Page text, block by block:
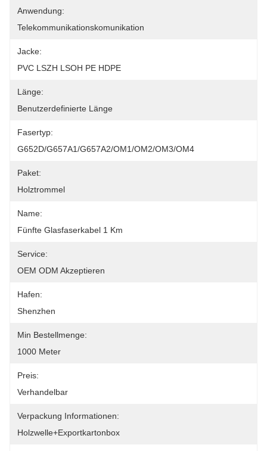
Anwendung:
Telekommunikationskomunikation
Jacke:
PVC LSZH LSOH PE HDPE
Länge:
Benutzerdefinierte Länge
Fasertyp:
G652D/G657A1/G657A2/OM1/OM2/OM3/OM4
Paket:
Holztrommel
Name:
Fünfte Glasfaserkabel 1 Km
Service:
OEM ODM Akzeptieren
Hafen:
Shenzhen
Min Bestellmenge:
1000 Meter
Preis:
Verhandelbar
Verpackung Informationen:
Holzwelle+Exportkartonbox